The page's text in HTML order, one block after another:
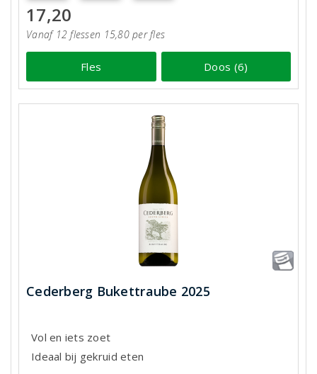
17,20
Vanaf 12 flessen 15,80 per fles
Fles Doos (6)
Cederberg Bukettraube 2025
Vol en iets zoet
Ideaal bij gekruid eten